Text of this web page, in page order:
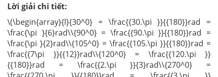
Lời giải chi tiết:
\(\begin{array}{l}{30^0} = \frac{{30.\pi }}{{180}}rad =
\frac{\pi }{6}rad\\{90^0} = \frac{{90.\pi }}{{180}}rad =
\frac{\pi }{2}rad\\{105^0} = \frac{{105.\pi }}{{180}}rad =
\frac{{7\pi }}{{12}}rad\\{120^0} = \frac{{120.\pi }}
{{180}}rad = \frac{{2.\pi }}{3}rad\\{270^0} =